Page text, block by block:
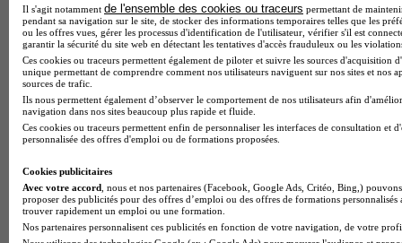
École de gestion et de commerce
Voir l’établissement
Il s'agit notamment de l'ensemble des cookies ou traceurs permettant de
pendant sa navigation sur le site, de stocker des informations temporaires telles que les
ou les offres vues, gérer les processus d'identification de l'utilisateur, vérifier s'il est
garantir la sécurité du site web en détectant les tentatives d'accès frauduleux ou les
Ces cookies ou traceurs permettent également de piloter et suivre les sources d'acquisition
unique permettant de comprendre comment nos utilisateurs naviguent sur nos sites et nos
sources de trafic.
Ils nous permettent également d’observer le comportement de nos utilisateurs afin
navigation dans nos sites beaucoup plus rapide et fluide.
Ces cookies ou traceurs permettent enfin de personnaliser les interfaces de consultation et
personnalisée des offres d'emploi ou de formations proposées.
Cookies publicitaires
Avec votre accord , nous et nos partenaires (Facebook, Google Ads, Critéo, Bing,)
proposer des publicités pour des offres d’emploi ou des offres de formations
trouver rapidement un emploi ou une formation.
Nos partenaires personnalisent ces publicités en fonction de votre navigation, de votre